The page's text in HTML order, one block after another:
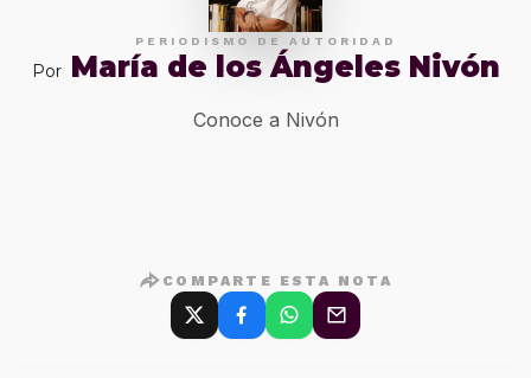
PERIODISMO DE AUTORIDAD
Por María de los Ángeles Nivón
Conoce a Nivón
COMPARTE ESTA NOTA